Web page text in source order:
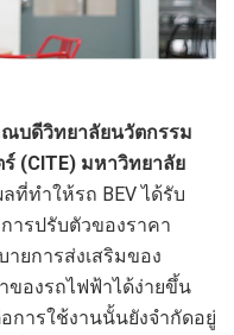
บดีวิทยาลัยนวัตกรรม
(CITE) มหาวิทยาลัย
ที่ทำให้รถ BEV ได้รับ
ารปรับตัวของราคา
ยการส่งเสริมของ
ของรถไฟฟ้าได้ง่ายขึ้น
การใช้งานนั้นยังจำกัดอยู่